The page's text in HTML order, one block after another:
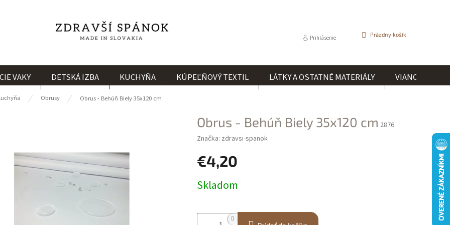
Prihlásenie
NÁKUPNÝ
Prázdny košík
VAKY DETSKÁ IZBA KUCHYŇA KÚPEĽŇOVÝ TEXTIL LÁTKY A OSTATNÉ MATERIÁLY VIANOCE
Obrusy Obrus - Behúň Biely 35x120 cm
Obrus - Behúň Biely 35x120 cm 2876
Značka: zdravsi-spanok
€4,20
cena:
Skladom